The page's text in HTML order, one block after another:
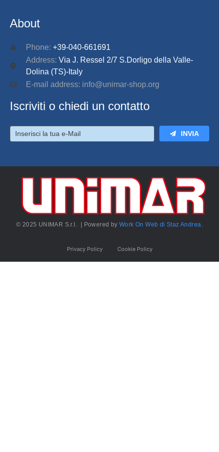
About
Phone: +39-040-661691
Address: Via J. Ressel 2/7 S.Dorligo della Valle-
Dolina (TS)-Italy
E-mail address: info@unimar-shop.org
Iscriviti o chiedi un contatto
INVIA
© 2025 UNIMAR S.r.l. | Powered byWork On Web di Staz Andrea.
Privacy Policy Cookie Policy